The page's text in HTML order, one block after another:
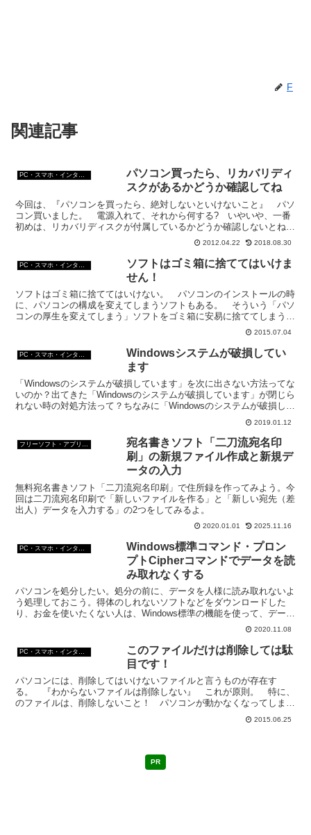
F
関連記事
PC・スマホ・インターネットトラブルの解消方法
パソコン買ったら、リカバリディ
スクがあるかどうか確認してね
今回は、『パソコンを買ったら、絶対しないといけないこと』 パソ
コン買いました。 電源入れて、それから何する? いやいや、一番
初めは、リカバリディスクが付属しているかどうか確認しないとね。
リカバリディスクとは？ OS再インストール、工場出荷時...
2012.04.22 2018.08.30
ソフトはゴミ箱に捨ててはいけま
せん！
ソフトはゴミ箱に捨ててはいけない。 パソコンのインストールの時
に、パソコンの構成を変えてしまうソフトもある。 そういう「パソ
コンの厚生を変えてしまう」ソフトをゴミ箱に安易に捨ててしまう
と、パソコンがまともに機能しなくなる可能性もある。 では...
2015.07.04
PC・スマホ・インターネットトラブルの解消方法
Windowsシステムが破損してい
ます
「Windowsのシステムが破損しています」を次に出さない方法ってな
いのか？出てきた「Windowsのシステムが破損しています」が閉じら
れない時の対処方法って？ちなみに「Windowsのシステムが破損して
2019.01.12
フリーソフト・アプリ・Webサービス
宛名書きソフト「二刀流宛名印
刷」の新規ファイル作成と新規デ
ータの入力
無料宛名書きソフト「二刀流宛名印刷」で住所録を作ってみよう。今
回は二刀流宛名印刷で「新しいファイルを作る」と「新しい宛先（差
出人）データを入力する」の2つをしてみるよ。
2020.01.01 2025.11.16
Windows標準コマンド・プロン
プトCipherコマンドでデータを読
み取れなくする
パソコンを処分したい。処分の前に、データを人様に読み取れないよ
う処理しておこう。得体のしれないソフトなどをダウンロードした
り、お金を使いたくない人は、Windows標準の機能を使って、データ
2020.11.08
PC・スマホ・インターネットトラブルの解消方法
このファイルだけは削除しては駄
目です！
パソコンには、削除してはいけないファイルと言うものが存在す
る。 『わからないファイルは削除しない』 これが原則。 特に、
のファイルは、削除しないこと！ パソコンが動かなくなってしまう
可能性が大。削除に注意を要する拡張子.EXE「.EXE」...
2015.06.25
PR